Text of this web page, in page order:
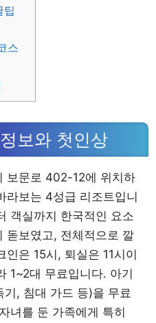
팁
스
보와 첫인상
보문로 402-12에 위치하
라보는 4성급 리조트입니
객실까지 한국적인 요소
돋보였고, 전체적으로 깔
은 15시, 퇴실은 11시이
1~2대 무료입니다. 아기
, 침대 가드 등)을 무료
녀를 둔 가족에게 특히